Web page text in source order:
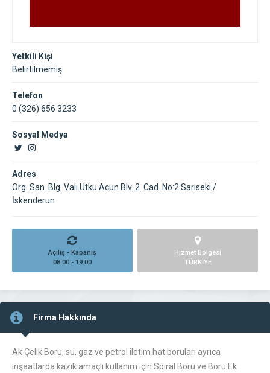
Yetkili Kişi
Belirtilmemiş
Telefon
0 (326) 656 3233
Sosyal Medya
Adres
Org. San. Blg. Vali Utku Acun Blv. 2. Cad. No:2 Sarıseki /
İskenderun
Açılış - Kapanış
08:00 - 19:00
Hizmet Bölgesi
TÜRKİYE
Firma Hakkında
Ak Çelik Boru, su, gaz ve petrol iletim hat boruları ayrıca
inşaatlarda kazık amaçlı kullanım için Spiral Boru ve Boru Ek